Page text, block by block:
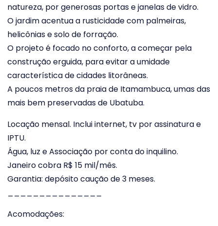
natureza, por generosas portas e janelas de vidro.
O jardim acentua a rusticidade com palmeiras,
helicônias e solo de forração.
O projeto é focado no conforto, a começar pela
construção erguida, para evitar a umidade
característica de cidades litorâneas.
A poucos metros da praia de Itamambuca, umas das
mais bem preservadas de Ubatuba.
Locação mensal. Inclui internet, tv por assinatura e
IPTU.
Água, luz e Associação por conta do inquilino.
Janeiro cobra R$ 15 mil/mês.
Garantia: depósito caução de 3 meses.
Acomodações: